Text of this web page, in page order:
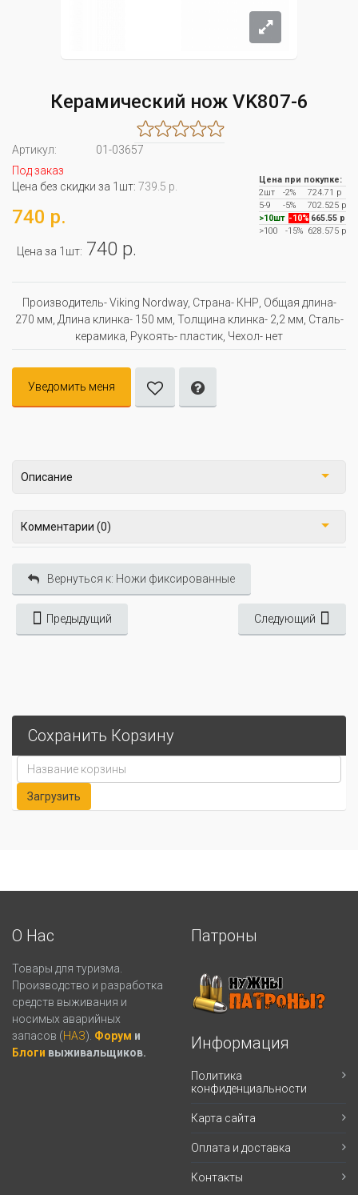
Керамический нож VK807-6
Артикул:
01-03657
Под заказ
Цена без скидки за 1шт: 739.5 р.
740 р.
Цена за 1шт: 740 р.
Цена при покупке:
2шт
-2%
724.71 р
5-9
-5%
702.525 р
>10шт -10% 665.55 р
>100
-15% 628.575 р
Производитель- Viking Nordway, Страна- КНР, Oбщая длина-
270 мм, Длина клинка- 150 мм, Толщина клинка- 2,2 мм, Сталь-
керамика, Рукоять- пластик, Чехол- нет
Уведомить меня
Описание
Комментарии (0)
Вернуться к: Ножи фиксированные
Предыдущий Следующий
Сохранить Корзину
О Нас
Товары для туризма.
Производство и разработка
средств выживания и
носимых аварийных
запасов (НАЗ). Форум и
Блоги выживальщиков.
Патроны
Информация
Политика
конфиденциальности
Карта сайта
Оплата и доставка
Контакты